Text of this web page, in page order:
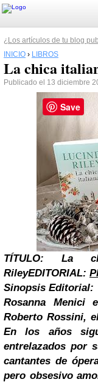
¿Los artículos de tu blog
INICIO › LIBROS
La chica
Publicado el 13 diciembre
TÍTULO: La
RileyEDITORIAL:
Sinopsis Editorial:
Rosanna Menici
Roberto Rossini,
En los años
entrelazados por
cantantes de
pero obsesivo
Save